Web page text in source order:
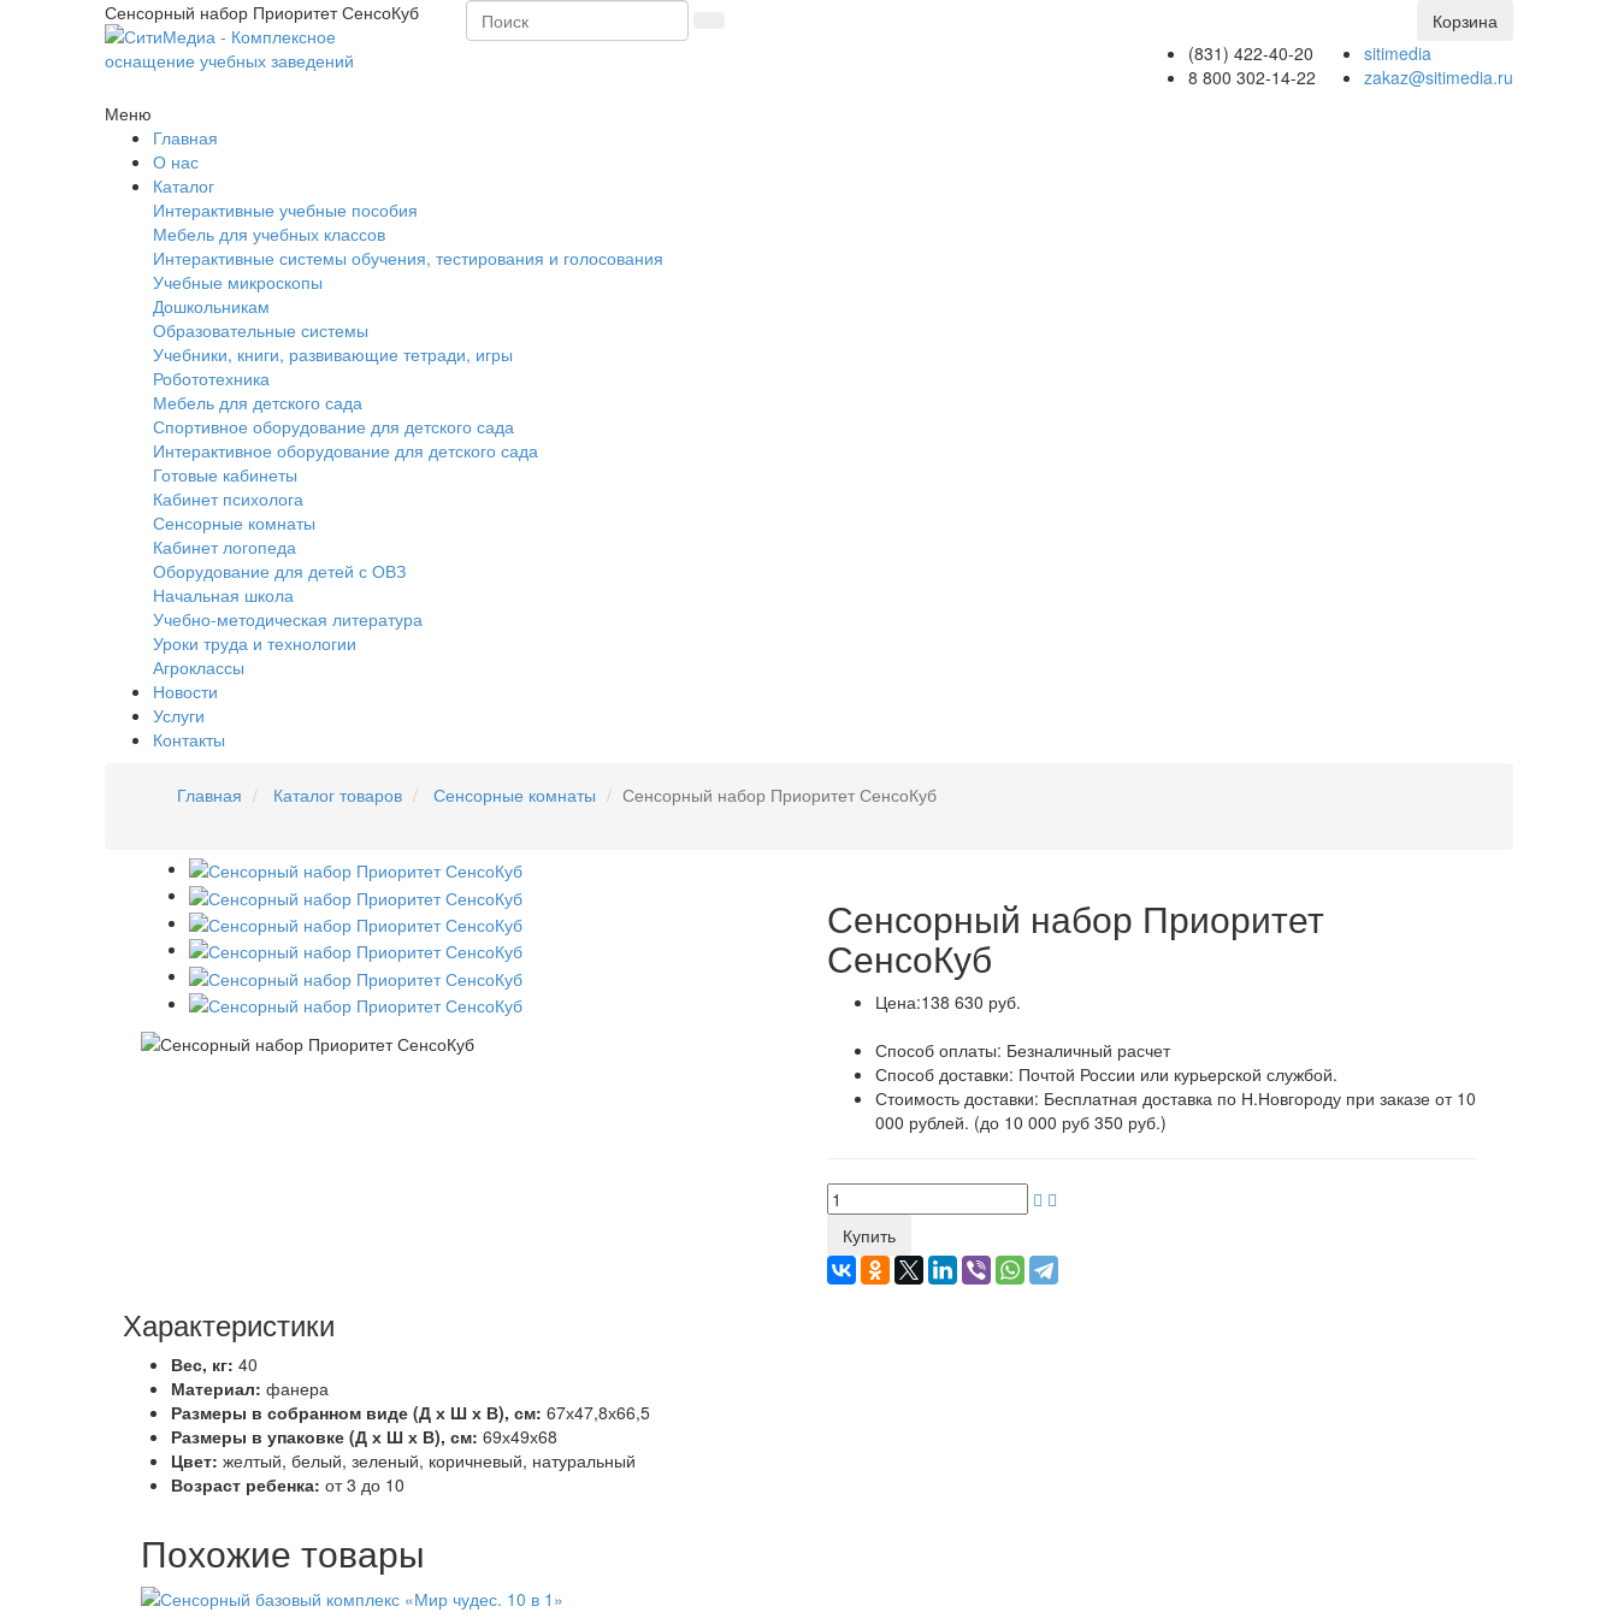
Сенсорный набор Приоритет СенсоКуб
Корзина
sitimedia
zakaz@sitimedia.ru
(831) 422-40-20
8 800 302-14-22
Меню
Главная
О нас
Каталог
Интерактивные учебные пособия
Мебель для учебных классов
Интерактивные системы обучения, тестирования и голосования
Учебные микроскопы
Дошкольникам
Образовательные системы
Учебники, книги, развивающие тетради, игры
Робототехника
Мебель для детского сада
Спортивное оборудование для детского сада
Интерактивное оборудование для детского сада
Готовые кабинеты
Кабинет психолога
Сенсорные комнаты
Кабинет логопеда
Оборудование для детей с ОВЗ
Начальная школа
Учебно-методическая литература
Уроки труда и технологии
Агроклассы
Новости
Услуги
Контакты
Главная Каталог товаров Сенсорные комнаты Сенсорный набор Приоритет СенсоКуб
Сенсорный набор Приоритет
СенсоКуб
Цена:138 630 руб.
Способ оплаты: Безналичный расчет
Способ доставки: Почтой России или курьерской службой.
Стоимость доставки: Бесплатная доставка по Н.Новгороду при заказе от 10
000 рублей. (до 10 000 руб 350 руб.)
Купить
Характеристики
Вес, кг: 40
Материал: фанера
Размеры в собранном виде (Д х Ш х В), см: 67х47,8х66,5
Размеры в упаковке (Д х Ш х В), см: 69х49х68
Цвет: желтый, белый, зеленый, коричневый, натуральный
Возраст ребенка: от 3 до 10
Похожие товары